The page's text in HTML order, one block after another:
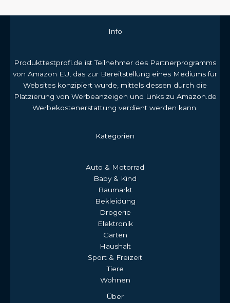
Info
Produkttestprofi.de ist Teilnehmer des Partnerprogramms
von Amazon EU, das zur Bereitstellung eines Mediums für
Websites konzipiert wurde, mittels dessen durch die
Platzierung von Werbeanzeigen und Links zu Amazon.de
Werbekostenerstattung verdient werden kann.
Kategorien
Auto & Motorrad
Baby & Kind
Baumarkt
Bekleidung
Drogerie
Elektronik
Garten
Haushalt
Sport & Freizeit
Tiere
Wohnen
Über